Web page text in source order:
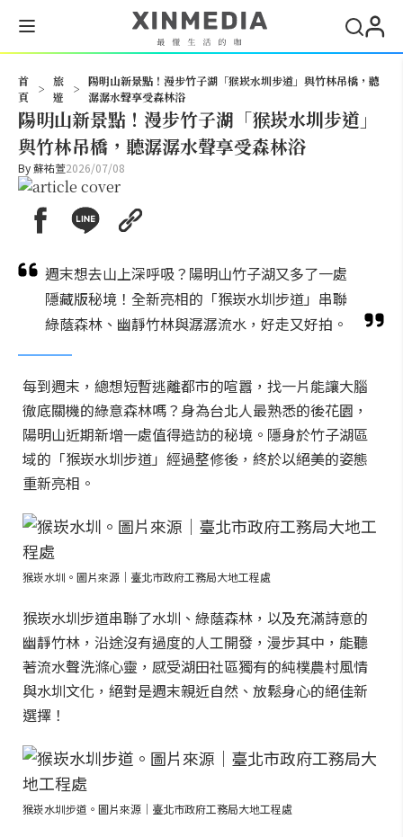
首
頁
>
旅
遊
>
陽明山新景點！漫步竹子湖「猴崁水圳步道」與竹林吊橋，聽
潺潺水聲享受森林浴
陽明山新景點！漫步竹子湖「猴崁水圳步道」
與竹林吊橋，聽潺潺水聲享受森林浴
By蘇祐萱2026/07/08
週末想去山上深呼吸？陽明山竹子湖又多了一處
隱藏版秘境！全新亮相的「猴崁水圳步道」串聯
綠蔭森林、幽靜竹林與潺潺流水，好走又好拍。
每到週末，總想短暫逃離都市的喧囂，找一片能讓大腦
徹底關機的綠意森林嗎？身為台北人最熟悉的後花園，
陽明山近期新增一處值得造訪的秘境。隱身於竹子湖區
域的「猴崁水圳步道」經過整修後，終於以絕美的姿態
重新亮相。
猴崁水圳。圖片來源｜臺北市政府工務局大地工程處
猴崁水圳步道串聯了水圳、綠蔭森林，以及充滿詩意的
幽靜竹林，沿途沒有過度的人工開發，漫步其中，能聽
著流水聲洗滌心靈，感受湖田社區獨有的純樸農村風情
與水圳文化，絕對是週末親近自然、放鬆身心的絕佳新
選擇！
猴崁水圳步道。圖片來源｜臺北市政府工務局大地工程處